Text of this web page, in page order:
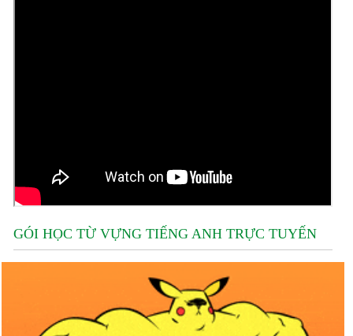
GÓI HỌC TỪ VỰNG TIẾNG ANH TRỰC TUYẾN